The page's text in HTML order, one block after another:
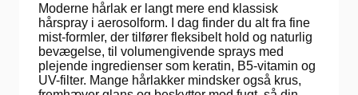
Moderne hårlak er langt mere end klassisk
hårspray i aerosolform. I dag finder du alt fra fine
mist-formler, der tilfører fleksibelt hold og naturlig
bevægelse, til volumengivende sprays med
plejende ingredienser som keratin, B5-vitamin og
UV-filter. Mange hårlakker mindsker også krus,